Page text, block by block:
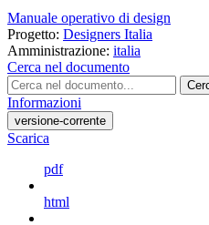
Manuale operativo di design
Progetto: Designers Italia
Amministrazione: italia
Cerca nel documento
Informazioni
versione-corrente
Scarica
pdf
html